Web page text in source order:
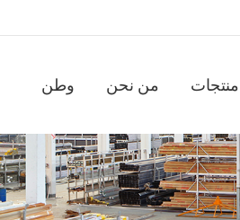
وطن من نحن منتجات